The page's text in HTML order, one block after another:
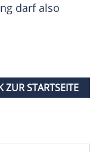
darf also
ZUR STARTSEITE